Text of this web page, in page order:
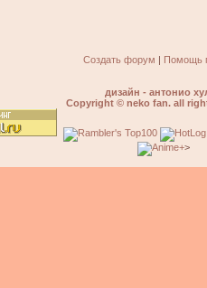
Создать форум | Помощь
дизайн - антонио
Copyright © neko fan. all
>